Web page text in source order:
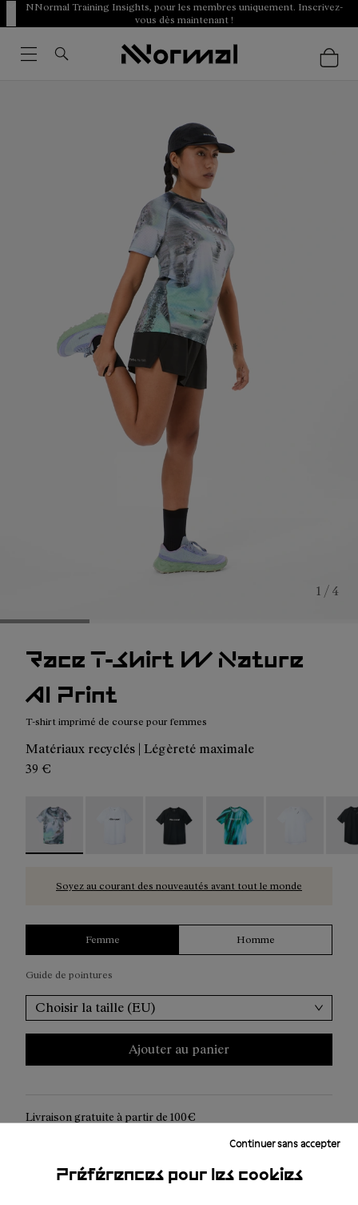
Préférences pour les cookies
Continuer sans accepter
NNormal Training Insights, pour les membres uniquement. Inscrivez-
vous dès maintenant !
1 / 4
Race T-Shirt W Nature
AI Print
T-shirt imprimé de course pour femmes
Matériaux recyclés | Légèreté maximale
39 €
Race T-Shirt W Nature AI Print - N1CWTS2-007 - T-
Race T-Shirt NN W White - N1CWTS2-005
Race T-Shirt NN W Black -
Race T-Shirt W Print -
Race T-Shirt
Soyez au courant des nouveautés avant tout le monde
Femme Homme
Guide de pointures
Choisir la taille (EU)
Ajouter au panier
Livraison gratuite à partir de 100€
Livraison express neutre en carbone maintenant disponible.